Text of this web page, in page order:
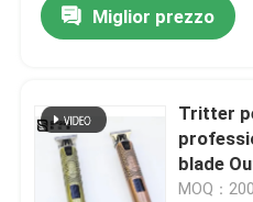
Chi siamo
Controllo di qualità
Miglior prezzo
Tritter
blade
MOQ：